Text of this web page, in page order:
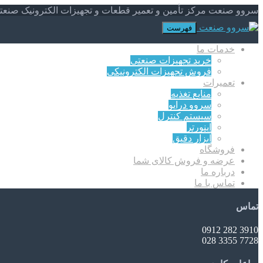
سروو صنعت مرکز تأمین و تعمیر قطعات و تجهیزات الکترونیک
فهرست
خدمات ما
خرید تجهیزات صنعتی
فروش تجهیزات الکترونیکی
تعمیرات
منابع تغذیه
سروو درایو
سیستم کنترل
اینورتر
ابزار دقیق
فروشگاه
عرضه و فروش کالای شما
درباره ما
تماس با ما
تماس
3910 282 0912
7728 3355 028